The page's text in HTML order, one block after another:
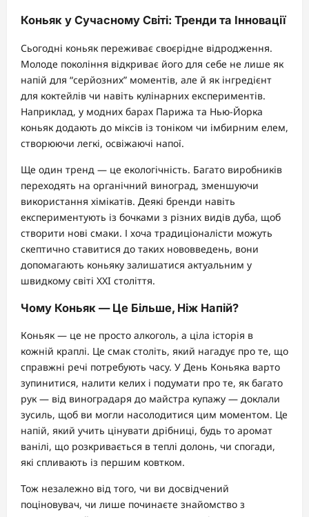
Коньяк у Сучасному Світі: Тренди та Інновації
Сьогодні коньяк переживає своєрідне відродження.
Молоде покоління відкриває його для себе не лише як
напій для “серйозних” моментів, але й як інгредієнт
для коктейлів чи навіть кулінарних експериментів.
Наприклад, у модних барах Парижа та Нью-Йорка
коньяк додають до міксів із тоніком чи імбирним елем,
створюючи легкі, освіжаючі напої.
Ще один тренд — це екологічність. Багато виробників
переходять на органічний виноград, зменшуючи
використання хімікатів. Деякі бренди навіть
експериментують із бочками з різних видів дуба, щоб
створити нові смаки. І хоча традиціоналісти можуть
скептично ставитися до таких нововведень, вони
допомагають коньяку залишатися актуальним у
швидкому світі XXI століття.
Чому Коньяк — Це Більше, Ніж Напій?
Коньяк — це не просто алкоголь, а ціла історія в
кожній краплі. Це смак століть, який нагадує про те, що
справжні речі потребують часу. У День Коньяка варто
зупинитися, налити келих і подумати про те, як багато
рук — від виноградаря до майстра купажу — доклали
зусиль, щоб ви могли насолодитися цим моментом. Це
напій, який учить цінувати дрібниці, будь то аромат
ванілі, що розкривається в теплі долонь, чи спогади,
які спливають із першим ковтком.
Тож незалежно від того, чи ви досвідчений
поціновувач, чи лише починаєте знайомство з